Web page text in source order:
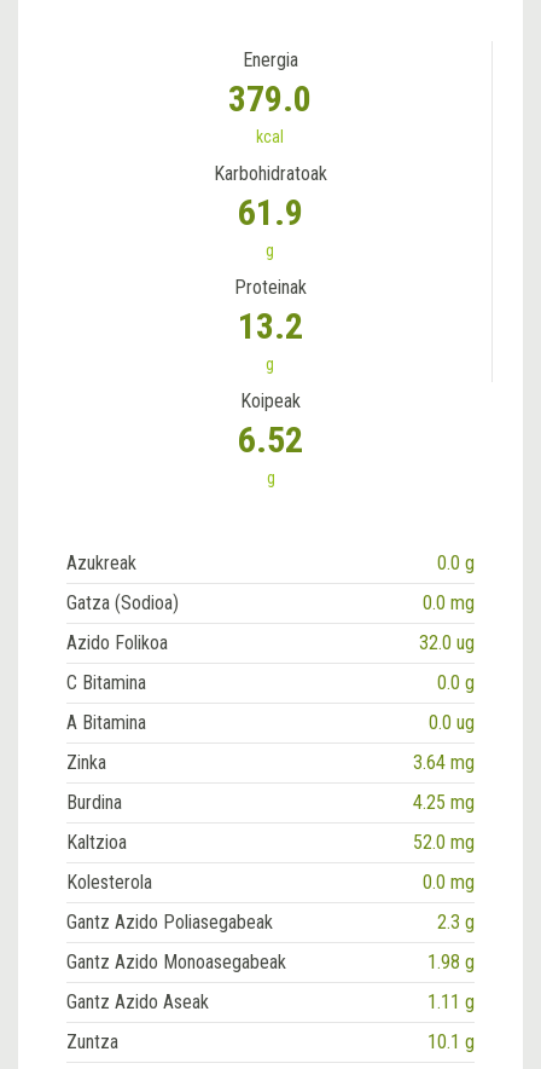
Energia
379.0
kcal
Karbohidratoak
61.9
g
Proteinak
13.2
g
Koipeak
6.52
g
Azukreak
0.0 g
Gatza (Sodioa)
0.0 mg
Azido Folikoa
32.0 ug
C Bitamina
0.0 g
A Bitamina
0.0 ug
Zinka
3.64 mg
Burdina
4.25 mg
Kaltzioa
52.0 mg
Kolesterola
0.0 mg
Gantz Azido Poliasegabeak
2.3 g
Gantz Azido Monoasegabeak
1.98 g
Gantz Azido Aseak
1.11 g
Zuntza
10.1 g